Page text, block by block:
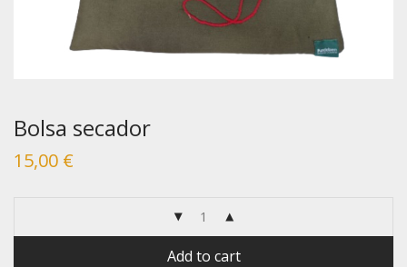
Bolsa secador
15,00 €
Add to cart